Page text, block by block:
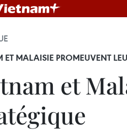
ET MALAISIE PROMEUVENT
et